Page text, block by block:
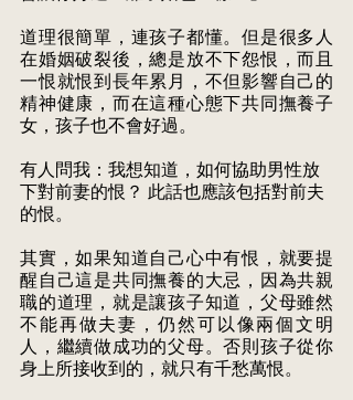
道理很簡單，連孩子都懂。但是很多人
在婚姻破裂後，總是放不下怨恨，而且
一恨就恨到長年累月，不但影響自己的
精神健康，而在這種心態下共同撫養子
女，孩子也不會好過。
有人問我：我想知道，如何協助男性放
下對前妻的恨？ 此話也應該包括對前夫
的恨。
其實，如果知道自己心中有恨，就要提
醒自己這是共同撫養的大忌，因為共親
職的道理，就是讓孩子知道，父母雖然
不能再做夫妻，仍然可以像兩個文明
人，繼續做成功的父母。否則孩子從你
身上所接收到的，就只有千愁萬恨。